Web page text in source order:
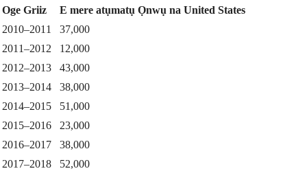
Oge Griiz
E mere atụmatụ Ọnwụ na United States
2010–2011
37,000
2011–2012
12,000
2012–2013
43,000
2013–2014
38,000
2014–2015
51,000
2015–2016
23,000
2016–2017
38,000
2017–2018
52,000